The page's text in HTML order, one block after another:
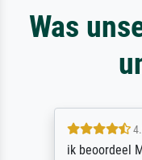
Was
ik beoordeel